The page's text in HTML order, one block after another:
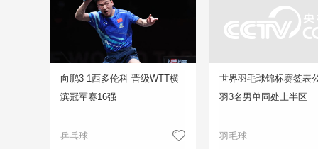
向鹏3-1西多伦科 晋级WTT横
滨冠军赛16强
乒乓球
世界羽毛球锦标赛签表
羽3名男单同处上半区
羽毛球